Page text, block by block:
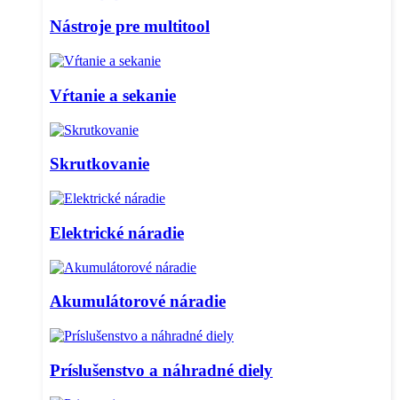
Nástroje pre multitool
Vŕtanie a sekanie
Skrutkovanie
Elektrické náradie
Akumulátorové náradie
Príslušenstvo a náhradné diely